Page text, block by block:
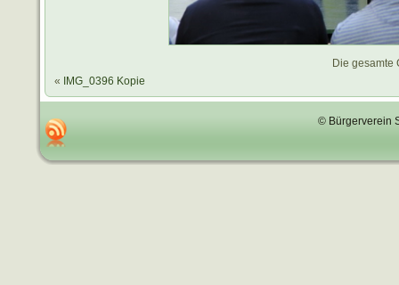
Die gesamte
«
IMG_0396 Kopie
© Bürgerverein